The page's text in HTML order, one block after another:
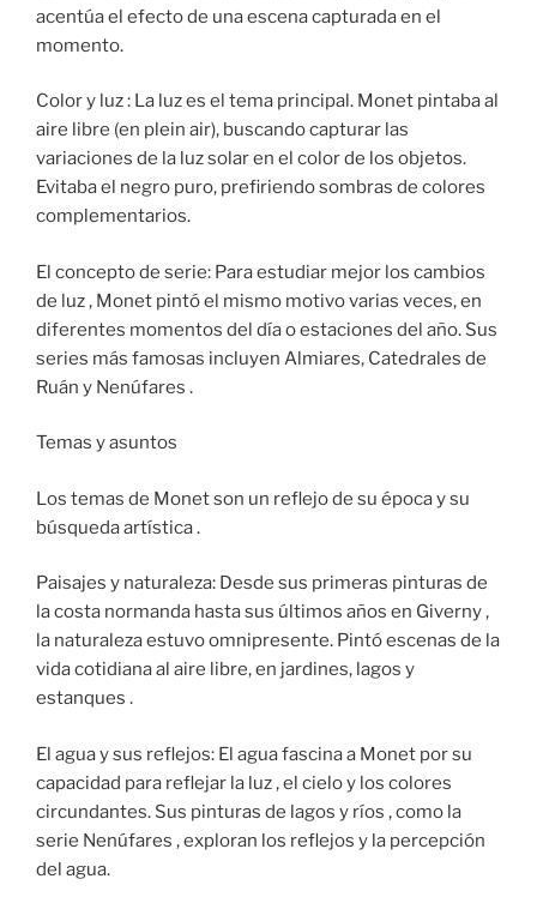
acentúa el efecto de una escena capturada en el
momento.
Color y luz : La luz es el tema principal. Monet pintaba al
aire libre (en plein air), buscando capturar las
variaciones de la luz solar en el color de los objetos.
Evitaba el negro puro, prefiriendo sombras de colores
complementarios.
El concepto de serie: Para estudiar mejor los cambios
de luz , Monet pintó el mismo motivo varias veces, en
diferentes momentos del día o estaciones del año. Sus
series más famosas incluyen Almiares, Catedrales de
Ruán y Nenúfares .
Temas y asuntos
Los temas de Monet son un reflejo de su época y su
búsqueda artística .
Paisajes y naturaleza: Desde sus primeras pinturas de
la costa normanda hasta sus últimos años en Giverny ,
la naturaleza estuvo omnipresente. Pintó escenas de la
vida cotidiana al aire libre, en jardines, lagos y
estanques .
El agua y sus reflejos: El agua fascina a Monet por su
capacidad para reflejar la luz , el cielo y los colores
circundantes. Sus pinturas de lagos y ríos , como la
serie Nenúfares , exploran los reflejos y la percepción
del agua.